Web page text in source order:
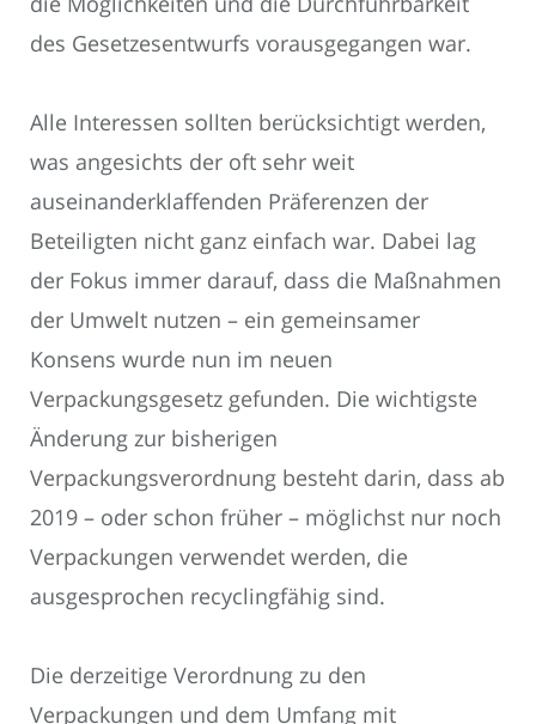
des Gesetzesentwurfs vorausgegangen war.
Alle Interessen sollten berücksichtigt werden,
was angesichts der oft sehr weit
auseinanderklaffenden Präferenzen der
Beteiligten nicht ganz einfach war. Dabei lag
der Fokus immer darauf, dass die Maßnahmen
der Umwelt nutzen – ein gemeinsamer
Konsens wurde nun im neuen
Verpackungsgesetz gefunden. Die wichtigste
Änderung zur bisherigen
Verpackungsverordnung besteht darin, dass ab
2019 – oder schon früher – möglichst nur noch
Verpackungen verwendet werden, die
ausgesprochen recyclingfähig sind.
Die derzeitige Verordnung zu den
Verpackungen und dem Umfang mit